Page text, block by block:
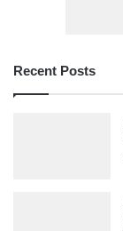
Recent Posts